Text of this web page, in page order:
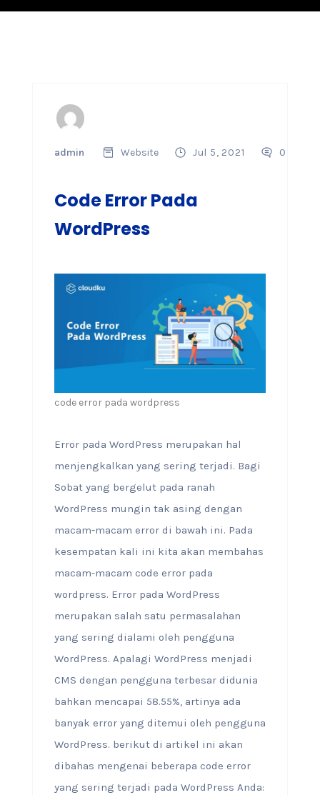
admin Website Jul 5, 2021 0
Code Error Pada
WordPress
code error pada wordpress
Error pada WordPress merupakan hal
menjengkalkan yang sering terjadi. Bagi
Sobat yang bergelut pada ranah
WordPress mungin tak asing dengan
macam-macam error di bawah ini. Pada
kesempatan kali ini kita akan membahas
macam-macam code error pada
wordpress. Error pada WordPress
merupakan salah satu permasalahan
yang sering dialami oleh pengguna
WordPress. Apalagi WordPress menjadi
CMS dengan pengguna terbesar didunia
bahkan mencapai 58.55%, artinya ada
banyak error yang ditemui oleh pengguna
WordPress. berikut di artikel ini akan
dibahas mengenai beberapa code error
yang sering terjadi pada WordPress Anda: